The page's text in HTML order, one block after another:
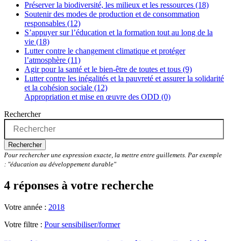
Préserver la biodiversité, les milieux et les ressources (18)
Soutenir des modes de production et de consommation
responsables (12)
S’appuyer sur l’éducation et la formation tout au long de la
vie (18)
Lutter contre le changement climatique et protéger
l’atmosphère (11)
Agir pour la santé et le bien-être de toutes et tous (9)
Lutter contre les inégalités et la pauvreté et assurer la solidarité
et la cohésion sociale (12)
Appropriation et mise en œuvre des ODD (0)
Rechercher
Rechercher
Pour rechercher une expression exacte, la mettre entre guillemets. Par exemple
: "éducation au développement durable"
4 réponses à votre recherche
Votre année : 2018
Votre filtre : Pour sensibiliser/former